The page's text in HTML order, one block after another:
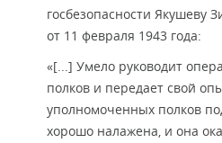
госбезопасности Якушеву
от 11 февраля 1943 года:
«[...] Умело руководит
полков и передает свой
уполномоченных полков
хорошо налажена, и она